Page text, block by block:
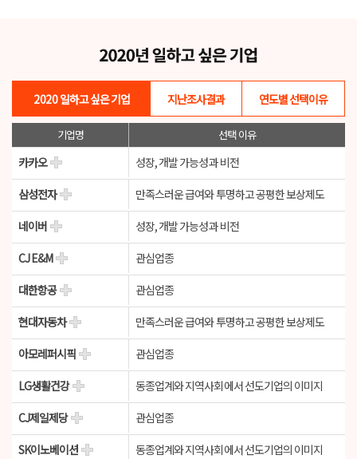
2020일하고 싶은 기업 지난조사결과 연도별 선택이유
기업명 선택 이유
카카오 성장, 개발 가능성과 비전
view
삼성전자 만족스러운 급여와 투명하고 공평한 보상제도
view
네이버 성장, 개발 가능성과 비전
view
CJ E&M 관심업종view
대한항공 관심업종view
현대자동차 만족스러운 급여와 투명하고 공평한 보상제도
view
아모레퍼시픽 관심업종view
LG생활건강 동종업계와 지역사회에서 선도기업의 이미지
view
CJ제일제당 관심업종view
SK이노베이션 동종업계와 지역사회에서 선도기업의 이미지
view